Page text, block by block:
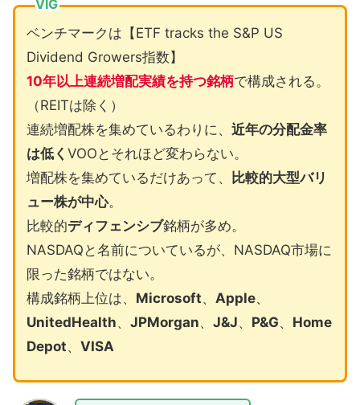
VIG
ベンチマークは【ETF tracks the S&P US
Dividend Growers指数】
10年以上連続増配実績を持つ銘柄で構成される。
（REITは除く）
連続増配株を集めているわりに、 近年の分配金率
は低く VOOとそれほど変わらない。
増配株を集めているだけあって、
比較的大型バリ
ュー株が中心。
比較的ディフェンシブ銘柄が多め。
NASDAQと名前についているが、NASDAQ市場に
限った銘柄ではない。
構成銘柄上位は、 Microsoft、 Apple、
UnitedHealth、 JPMorgan、 J&J、 P&G、 Home
Depot、 VISA